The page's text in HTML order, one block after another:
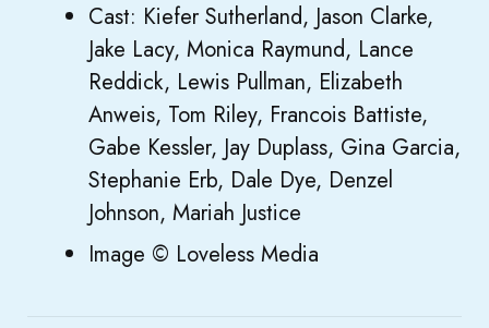
Cast: Kiefer Sutherland, Jason Clarke,
Jake Lacy, Monica Raymund, Lance
Reddick, Lewis Pullman, Elizabeth
Anweis, Tom Riley, Francois Battiste,
Gabe Kessler, Jay Duplass, Gina Garcia,
Stephanie Erb, Dale Dye, Denzel
Johnson, Mariah Justice
Image © Loveless Media